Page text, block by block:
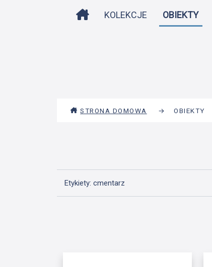
STRONA DOMOWA
KOLEKCJE OBIEKTY
STRONA DOMOWA → OBIEKTY
Etykiety: cmentarz